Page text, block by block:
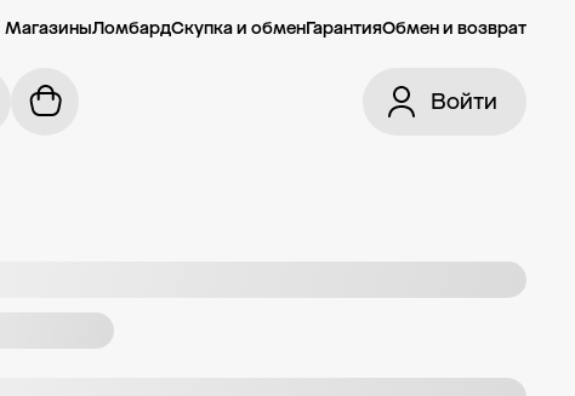
МагазиныЛомбардСкупка и обменГарантияОбмен и возврат
Войти